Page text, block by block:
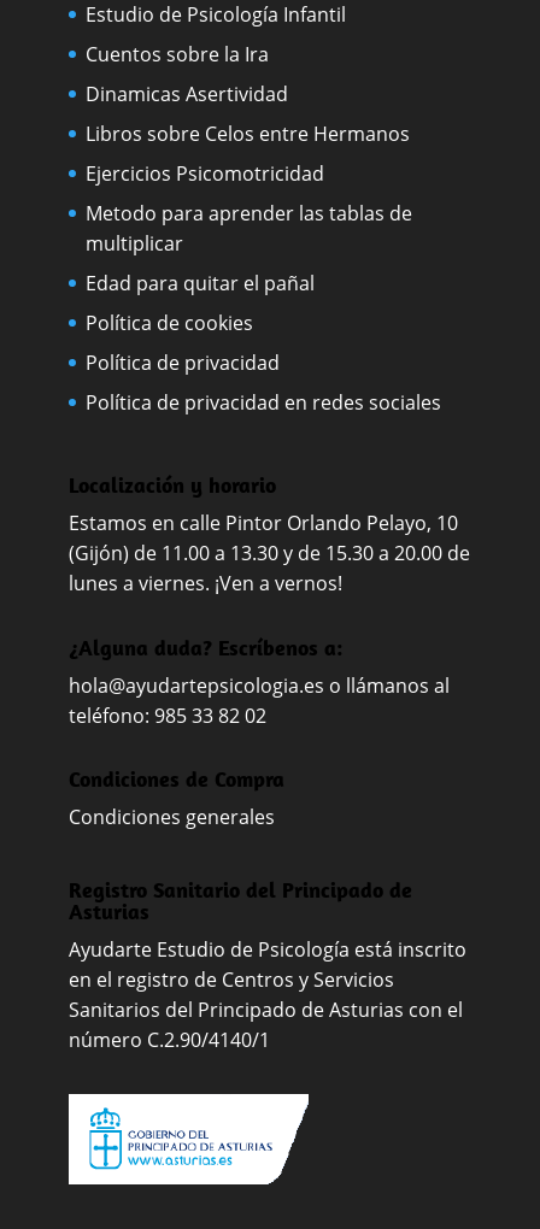
Estudio de Psicología Infantil
Cuentos sobre la Ira
Dinamicas Asertividad
Libros sobre Celos entre Hermanos
Ejercicios Psicomotricidad
Metodo para aprender las tablas de
multiplicar
Edad para quitar el pañal
Política de cookies
Política de privacidad
Política de privacidad en redes sociales
Localización y horario
Estamos en calle Pintor Orlando Pelayo, 10
(Gijón) de 11.00 a 13.30 y de 15.30 a 20.00 de
lunes a viernes. ¡Ven a vernos!
¿Alguna duda? Escríbenos a:
hola@ayudartepsicologia.es o llámanos al
teléfono: 985 33 82 02
Condiciones de Compra
Condiciones generales
Registro Sanitario del Principado de
Asturias
Ayudarte Estudio de Psicología está inscrito
en el registro de Centros y Servicios
Sanitarios del Principado de Asturias con el
número C.2.90/4140/1